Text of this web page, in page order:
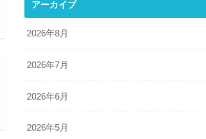
アーカイブ
2026年8月
2026年7月
2026年6月
2026年5月